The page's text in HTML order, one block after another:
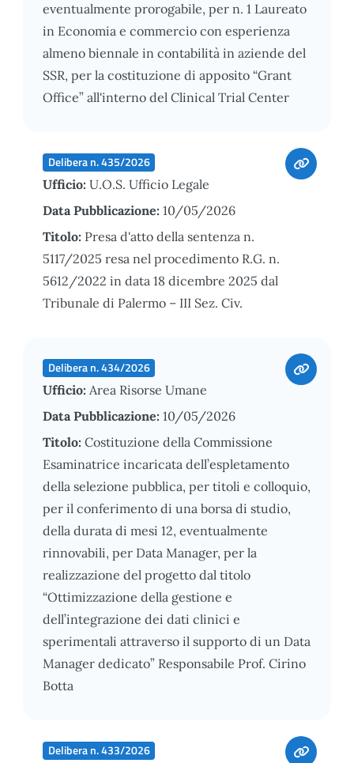
eventualmente prorogabile, per n. 1 Laureato
in Economia e commercio con esperienza
almeno biennale in contabilità in aziende del
SSR, per la costituzione di apposito “Grant
Office” all'interno del Clinical Trial Center
Delibera n. 435/2026
Ufficio: U.O.S. Ufficio Legale
Data Pubblicazione: 10/05/2026
Titolo: Presa d'atto della sentenza n.
5117/2025 resa nel procedimento R.G. n.
5612/2022 in data 18 dicembre 2025 dal
Tribunale di Palermo – III Sez. Civ.
Delibera n. 434/2026
Ufficio: Area Risorse Umane
Data Pubblicazione: 10/05/2026
Titolo: Costituzione della Commissione
Esaminatrice incaricata dell’espletamento
della selezione pubblica, per titoli e colloquio,
per il conferimento di una borsa di studio,
della durata di mesi 12, eventualmente
rinnovabili, per Data Manager, per la
realizzazione del progetto dal titolo
“Ottimizzazione della gestione e
dell’integrazione dei dati clinici e
sperimentali attraverso il supporto di un Data
Manager dedicato” Responsabile Prof. Cirino
Botta
Delibera n. 433/2026